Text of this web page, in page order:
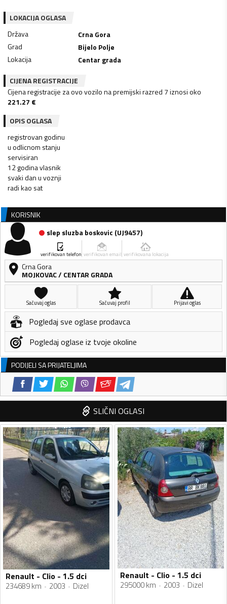
LOKACIJA OGLASA
Država
Crna Gora
Grad
Bijelo Polje
Lokacija
Centar grada
CIJENA REGISTRACIJE
Cijena registracije za ovo vozilo na premijski razred 7 iznosi oko
221.27 €
OPIS OGLASA
registrovan godinu
u odlicnom stanju
servisiran
12 godina vlasnik
svaki dan u voznji
radi kao sat
KORISNIK
slep sluzba boskovic (UJ9457)
verifikovan telefon verifikovan email verifikovana lokacija
Crna Gora
MOJKOVAC/ CENTAR GRADA
Sačuvaj oglas Sačuvaj profil Prijavi oglas
Pogledaj sve oglase prodavca
Pogledaj oglase iz tvoje okoline
PODIJELI SA PRIJATELJIMA
SLIČNI OGLASI
Renault - Clio - 1.5 dci
234689 km 2003 Dizel
Renault - Clio - 1.5 dci
295000 km 2003 Dizel